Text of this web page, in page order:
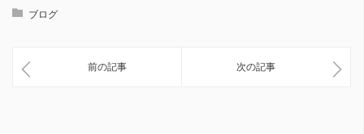
ブログ
前の記事 次の記事